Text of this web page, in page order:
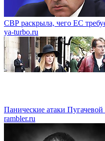
СВР раскрыла, чего ЕС
ya-turbo.ru
Панические атаки
rambler.ru